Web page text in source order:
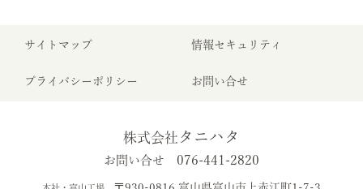
サイトマップ 情報セキュリティ
プライバシーポリシー お問い合せ
株式会社 タニハタ
お問い合せ 076-441-2820